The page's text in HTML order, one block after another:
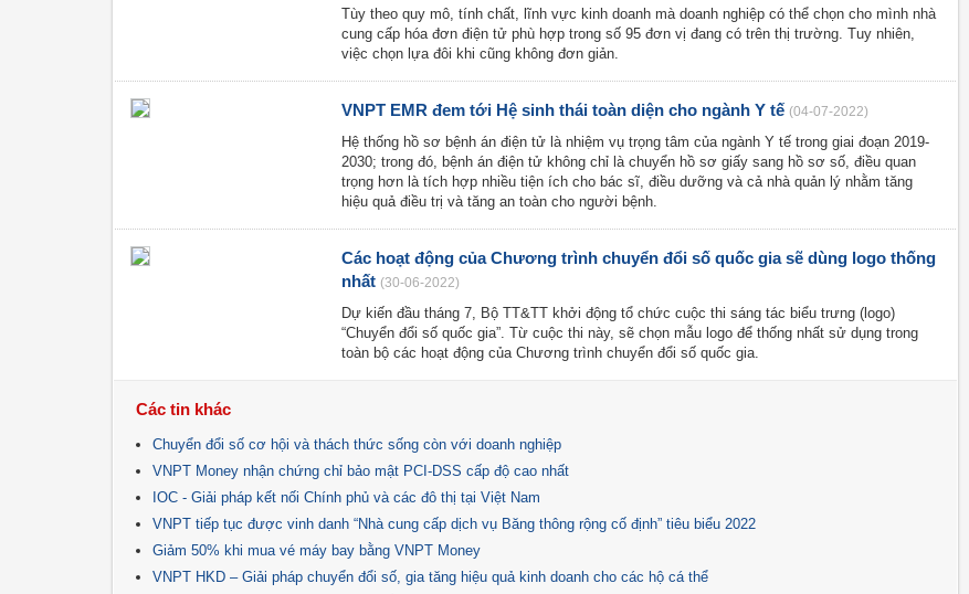
Tùy theo quy mô, tính chất, lĩnh vực kinh doanh mà doanh nghiệp có thể chọn cho mình nhà
cung cấp hóa đơn điện tử phù hợp trong số 95 đơn vị đang có trên thị trường. Tuy nhiên,
việc chọn lựa đôi khi cũng không đơn giản.
VNPT EMR đem tới Hệ sinh thái toàn diện cho ngành Y tế (04-07-2022)
Hệ thống hồ sơ bệnh án điện tử là nhiệm vụ trọng tâm của ngành Y tế trong giai đoạn 2019-
2030; trong đó, bệnh án điện tử không chỉ là chuyển hồ sơ giấy sang hồ sơ số, điều quan
trọng hơn là tích hợp nhiều tiện ích cho bác sĩ, điều dưỡng và cả nhà quản lý nhằm tăng
hiệu quả điều trị và tăng an toàn cho người bệnh.
Các hoạt động của Chương trình chuyển đổi số quốc gia sẽ dùng logo thống
nhất (30-06-2022)
Dự kiến đầu tháng 7, Bộ TT&TT khởi động tổ chức cuộc thi sáng tác biểu trưng (logo)
“Chuyển đổi số quốc gia”. Từ cuộc thi này, sẽ chọn mẫu logo để thống nhất sử dụng trong
toàn bộ các hoạt động của Chương trình chuyển đổi số quốc gia.
Các tin khác
Chuyển đổi số cơ hội và thách thức sống còn với doanh nghiệp
VNPT Money nhận chứng chỉ bảo mật PCI-DSS cấp độ cao nhất
IOC - Giải pháp kết nối Chính phủ và các đô thị tại Việt Nam
VNPT tiếp tục được vinh danh “Nhà cung cấp dịch vụ Băng thông rộng cố định” tiêu biểu 2022
Giảm 50% khi mua vé máy bay bằng VNPT Money
VNPT HKD – Giải pháp chuyển đổi số, gia tăng hiệu quả kinh doanh cho các hộ cá thể